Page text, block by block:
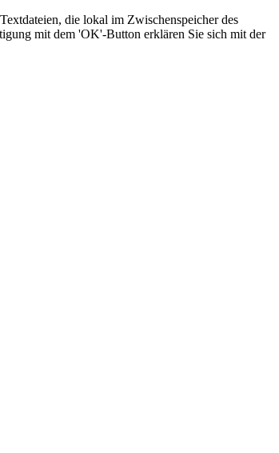
die lokal im Zwischenspeicher des
mit dem 'OK'-Button erklären Sie sich mit der